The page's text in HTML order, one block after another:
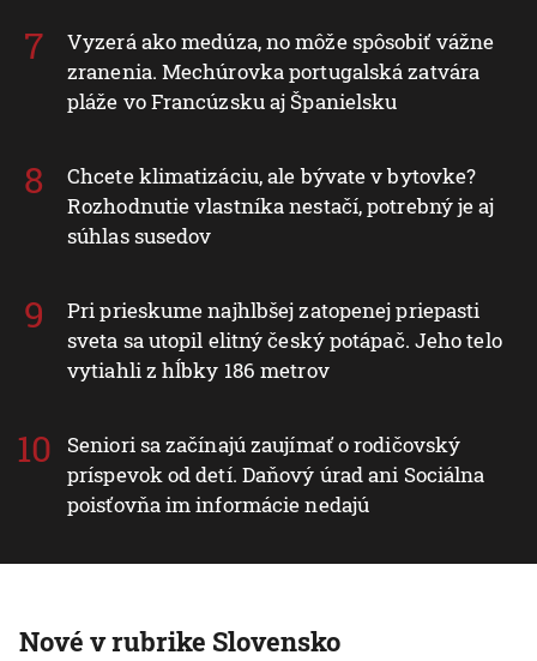
Vyzerá ako medúza, no môže spôsobiť vážne
zranenia. Mechúrovka portugalská zatvára
pláže vo Francúzsku aj Španielsku
Chcete klimatizáciu, ale bývate v bytovke?
Rozhodnutie vlastníka nestačí, potrebný je aj
súhlas susedov
Pri prieskume najhlbšej zatopenej priepasti
sveta sa utopil elitný český potápač. Jeho telo
vytiahli z hĺbky 186 metrov
Seniori sa začínajú zaujímať o rodičovský
príspevok od detí. Daňový úrad ani Sociálna
poisťovňa im informácie nedajú
Nové v rubrike Slovensko